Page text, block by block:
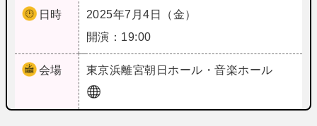
日時
2025年7月4日（金）
開演：19:00
会場 東京浜離宮朝日ホール・音楽ホール